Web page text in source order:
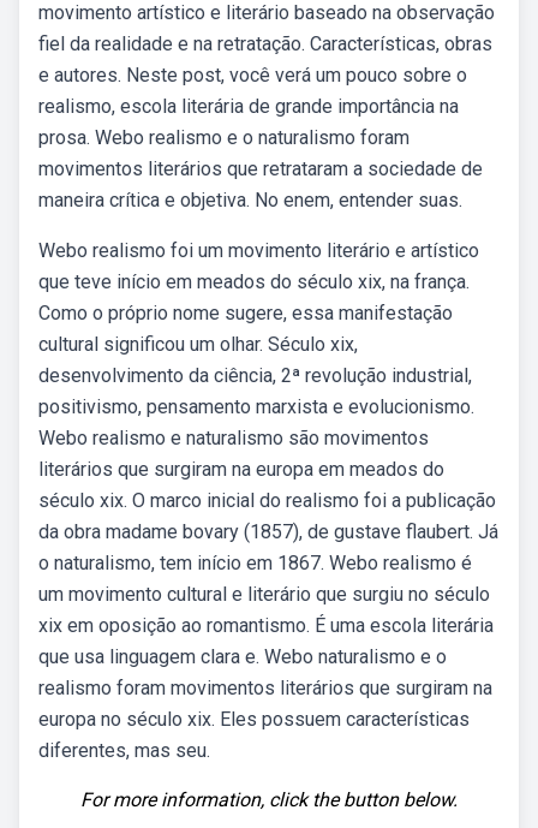
movimento artístico e literário baseado na observação
fiel da realidade e na retratação. Características, obras
e autores. Neste post, você verá um pouco sobre o
realismo, escola literária de grande importância na
prosa. Webo realismo e o naturalismo foram
movimentos literários que retrataram a sociedade de
maneira crítica e objetiva. No enem, entender suas.
Webo realismo foi um movimento literário e artístico
que teve início em meados do século xix, na frança.
Como o próprio nome sugere, essa manifestação
cultural significou um olhar. Século xix,
desenvolvimento da ciência, 2ª revolução industrial,
positivismo, pensamento marxista e evolucionismo.
Webo realismo e naturalismo são movimentos
literários que surgiram na europa em meados do
século xix. O marco inicial do realismo foi a publicação
da obra madame bovary (1857), de gustave flaubert. Já
o naturalismo, tem início em 1867. Webo realismo é
um movimento cultural e literário que surgiu no século
xix em oposição ao romantismo. É uma escola literária
que usa linguagem clara e. Webo naturalismo e o
realismo foram movimentos literários que surgiram na
europa no século xix. Eles possuem características
diferentes, mas seu.
For more information, click the button below.